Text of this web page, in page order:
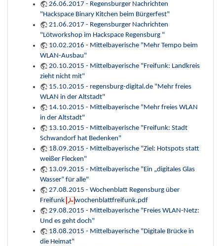
26.06.2017 - Regensburger Nachrichten
"Hackspace Binary Kitchen beim Bürgerfest"
21.06.2017 - Regensburger Nachrichten
"Lötworkshop im Hackspace Regensburg "
10.02.2016 - Mittelbayerische "Mehr Tempo beim
WLAN-Ausbau"
20.10.2015 - Mittelbayerische "Freifunk: Landkreis
zieht nicht mit"
15.10.2015 - regensburg-digital.de "Mehr freies
WLAN in der Altstadt"
14.10.2015 - Mittelbayerische "Mehr freies WLAN
in der Altstadt"
13.10.2015 - Mittelbayerische "Freifunk: Stadt
Schwandorf hat Bedenken"
18.09.2015 - Mittelbayerische "Ziel: Hotspots statt
weißer Flecken"
13.09.2015 - Mittelbayerische "Ein „digitales Glas
Wasser“ für alle"
27.08.2015 - Wochenblatt Regensburg über
Freifunk
wochenblattfreifunk.pdf
29.08.2015 - Mittelbayerische "Freies WLAN-Netz:
Und es geht doch"
18.08.2015 - Mittelbayerische "Digitale Brücke in
die Heimat"